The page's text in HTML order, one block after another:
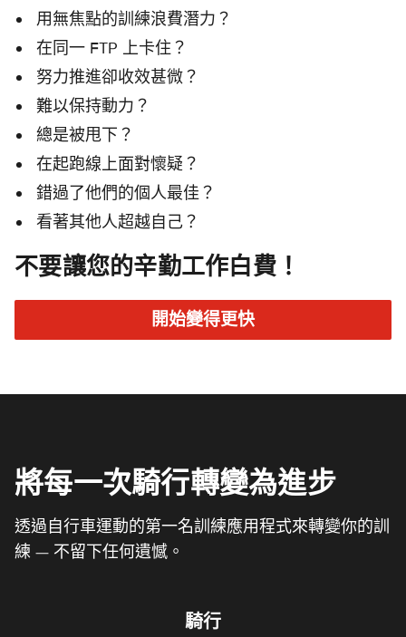
用無焦點的訓練浪費潛力？
在同一 FTP 上卡住？
努力推進卻收效甚微？
難以保持動力？
總是被甩下？
在起跑線上面對懷疑？
錯過了他們的個人最佳？
看著其他人超越自己？
不要讓您的辛勤工作白費！
開始變得更快
將每一次騎行轉變為進步
透過自行車運動的第一名訓練應用程式來轉變你的訓
練 — 不留下任何遺憾。
騎行